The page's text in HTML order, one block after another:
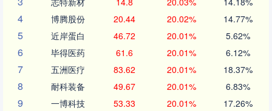
4 博腾股份 20.44 20.02% 14.77%
5 近岸蛋白 46.72 20.01% 5.62%
6 毕得医药 61.6 20.01% 6.12%
7 五洲医疗 83.62 20.01% 18.37%
8 耐科装备 49.67 20.01% 6.83%
9 一博科技 53.33 20.01% 17.26%